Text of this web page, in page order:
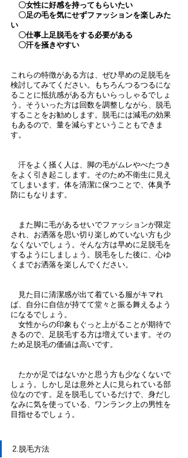
〇女性に好感を持ってもらいたい
〇足の毛を気にせずファッションを楽しみた
い
〇仕事上足脱毛をする必要がある
〇汗を掻きやすい
これらの特徴がある方は、ぜひ早めの足脱毛を
検討してみてください。もちろんつるつるにな
ることに抵抗感がある方もいらっしゃるでしょ
う。そういった方は回数を調整しながら、脱毛
することをお勧めします。脱毛には減毛の効果
もあるので、量を減らすということもできま
す。
汗をよく掻く人は、脚の毛がムレやべたつき
をよく引き起こします。そのため不衛生に見え
てしまいます。体を清潔に保つことで、体臭予
防にもなります。
また脚に毛があるせいでファッションが限定
され、お洒落を思い切り楽しめていない方も少
なくないでしょう。そんな方は早めに足脱毛を
するようにしましょう。脱毛をした後に、心ゆ
くまでお洒落を楽しんでください。
見た目に清潔感が出て着ている服がキマれ
ば、自分に自信が持てて堂々と振る舞えるよう
になるでしょう。
女性からの印象もぐっと上がることが期待で
きるので、足脱毛する方は増えています。その
ため足脱毛の価値は高いです。
たかが足ではないかと思う方も少なくないで
しょう。しかし足は意外と人に見られている部
位なのです。足を脱毛しているだけで、身だし
なみに気を使っている、ワンランク上の男性を
目指せるでしょう。
2.脱毛方法